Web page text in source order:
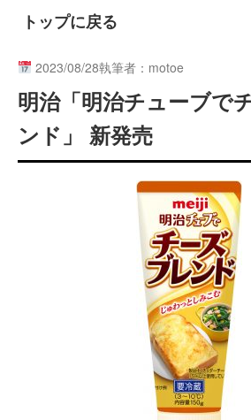
トップに戻る
2023/08/28執筆者：motoe
明治「明治チューブで
ンド」 新発売